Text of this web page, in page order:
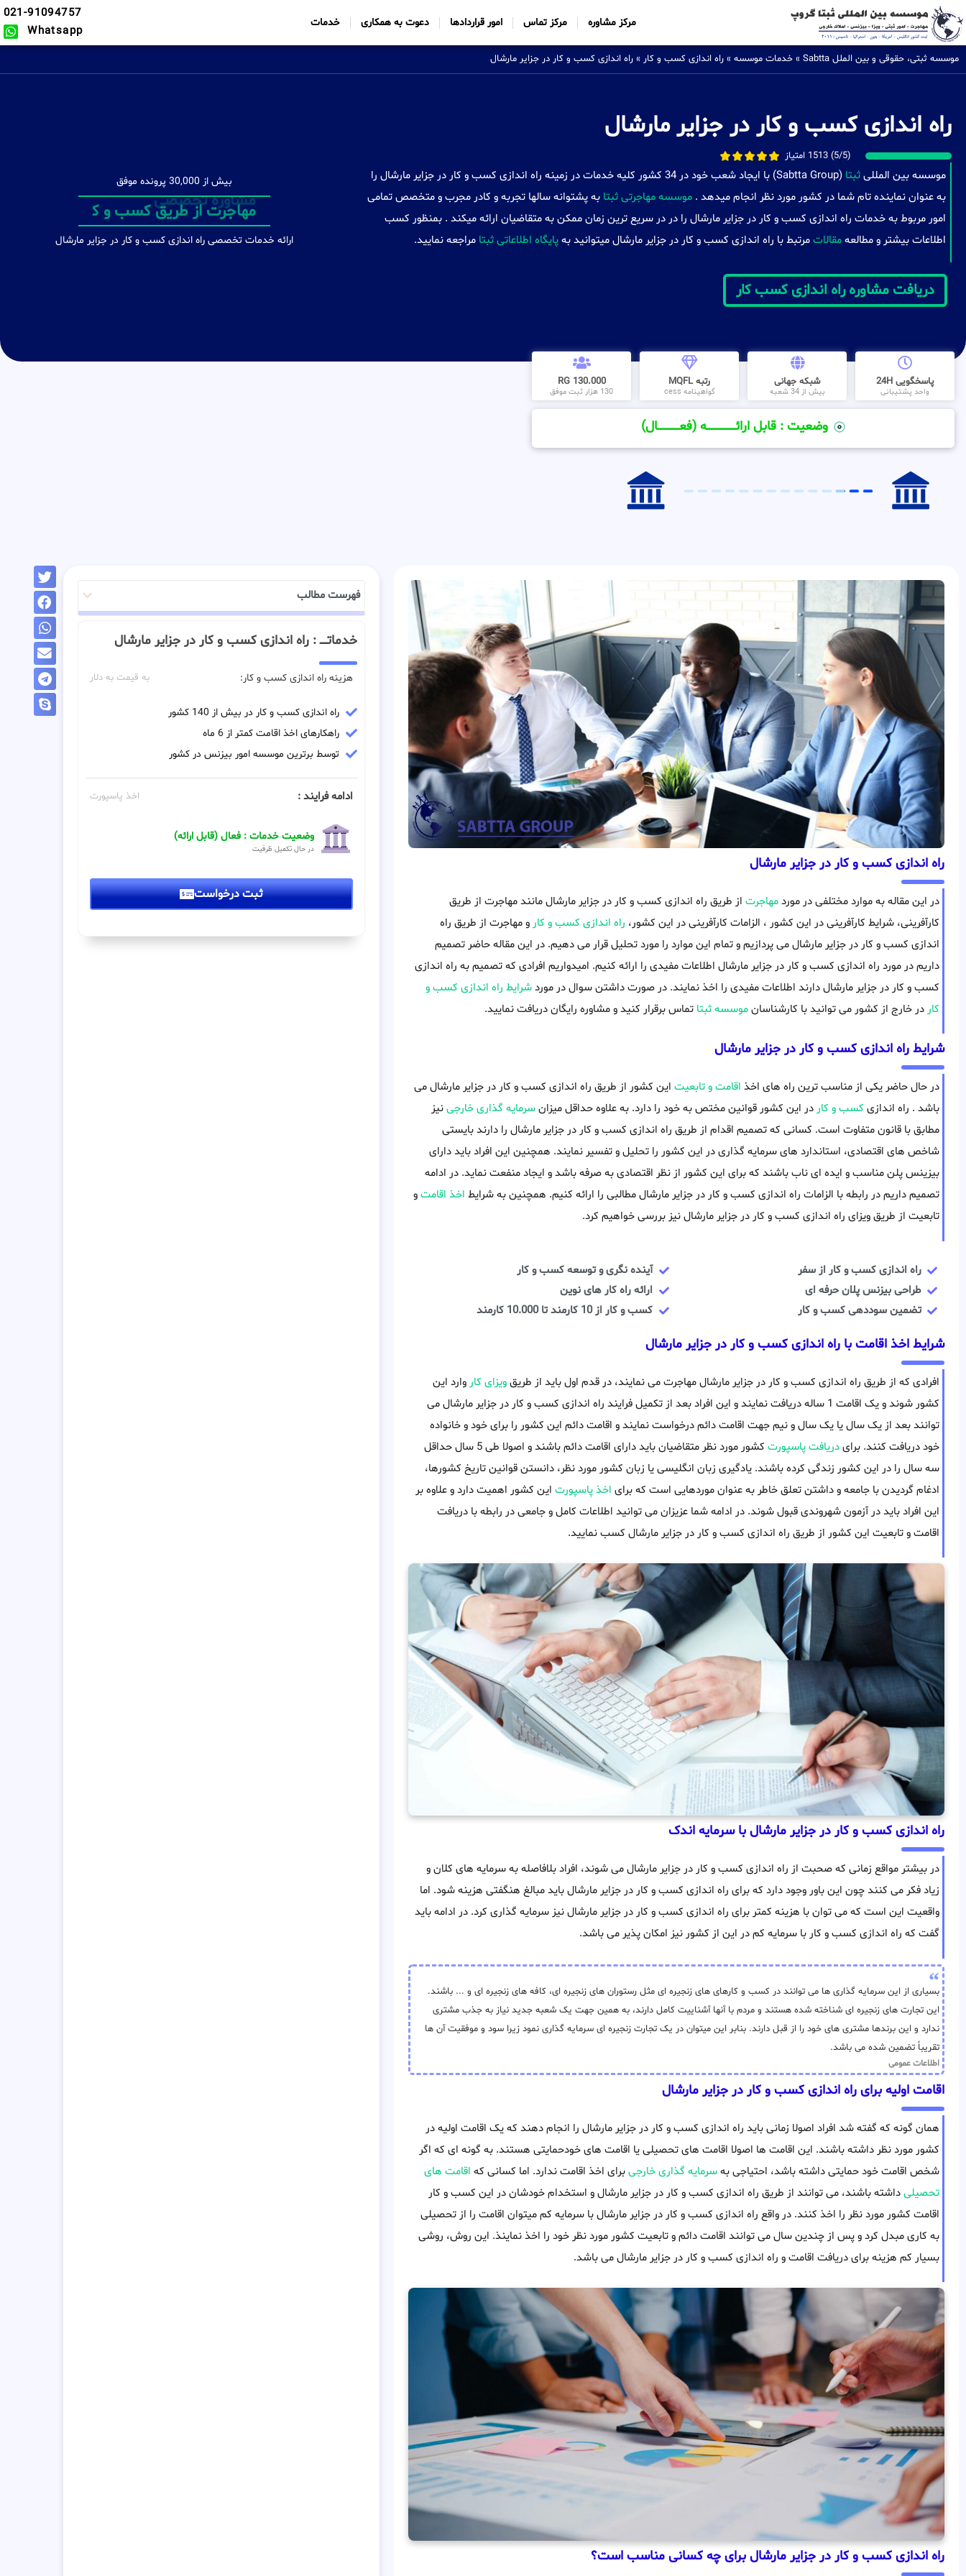
مرکز مشاوره مرکز تماس امور قراردادها دعوت به همکاری خدمات
021-91094757
Whatsapp
موسسه ثبتی، حقوقی و بین الملل Sabtta » خدمات موسسه » راه اندازی کسب و کار » راه اندازی کسب و کار در جزایر مارشال
راه اندازی کسب و کار در جزایر مارشال
(5/5) 1513 امتیاز
موسسه بین المللیثبتا
(Sabtta Group) با ایجاد شعب خود در 34 کشور کلیه خدمات در زمینه راه اندازی کسب و کار در جزایر مارشال را
به عنوان نماینده تام شما در کشور مورد نظر انجام میدهد . موسسه مهاجرتی ثبتا به پشتوانه سالها تجربه و کادر مجرب و متخصص تمامی
امور مربوط به خدمات راه اندازی کسب و کار در جزایر مارشال را در در سریع ترین زمان ممکن به متقاضیان ارائه میکند . بمنظور کسب
اطلاعات بیشتر و مطالعهمقالاتمرتبط با راه اندازی کسب و کار در جزایر مارشال میتوانید بهپایگاه اطلاعاتی ثبتا مراجعه نمایید.
دریافت مشاوره راه اندازی کسب کار
بیش از 30,000 پرونده موفق
مشاوره تخصصی
ارائه خدمات تخصصی راه اندازی کسب و کار در جزایر مارشال
پاسخگویی 24H
واحد پشتیبانی
شبکه جهانی
بیش از 34 شعبه
رتبه MQFL
گواهینامه cess
130.000 RG
130 هزار ثبت موفق
وضعیت : قابل ارائــــــــــــــــــــه (فعـــــــــــــــال)
راه اندازی کسب و کار در جزایر مارشال
در این مقاله به موارد مختلفی در موردمهاجرت از طریق راه اندازی کسب و کار در جزایر مارشال مانند مهاجرت از طریق
کارآفرینی، شرایط کارآفرینی در این کشور ، الزامات کارآفرینی در این کشور، راه اندازی کسب و کار و مهاجرت از طریق راه
اندازی کسب و کار در جزایر مارشال می پردازیم و تمام این موارد را مورد تحلیل قرار می دهیم. در این مقاله حاضر تصمیم
داریم در مورد راه اندازی کسب و کار در جزایر مارشال اطلاعات مفیدی را ارائه کنیم. امیدواریم افرادی که تصمیم به راه اندازی
کسب و کار در جزایر مارشال دارند اطلاعات مفیدی را اخذ نمایند. در صورت داشتن سوال در موردشرایط راه اندازی کسب و
کار در خارج از کشور می توانید با کارشناسانموسسه ثبتا تماس برقرار کنید و مشاوره رایگان دریافت نمایید.
شرایط راه اندازی کسب و کار در جزایر مارشال
در حال حاضر یکی از مناسب ترین راه های اخذ اقامت و تابعیت این کشور از طریق راه اندازی کسب و کار در جزایر مارشال می
باشد . راه اندازی کسب و کاردر این کشور قوانین مختص به خود را دارد. به علاوه حداقل میزانسرمایه گذاری خارجینیز
مطابق با قانون متفاوت است. کسانی که تصمیم اقدام از طریق راه اندازی کسب و کار در جزایر مارشال را دارند بایستی
شاخص های اقتصادی، استاندارد های سرمایه گذاری در این کشور را تحلیل و تفسیر نمایند. همچنین این افراد باید دارای
بیزینس پلن مناسب و ایده ای ناب باشند که برای این کشور از نظر اقتصادی به صرفه باشد و ایجاد منفعت نماید. در ادامه
تصمیم داریم در رابطه با الزامات راه اندازی کسب و کار در جزایر مارشال مطالبی را ارائه کنیم. همچنین به شرایط اخذ اقامتو
تابعیت از طریق ویزای راه اندازی کسب و کار در جزایر مارشال نیز بررسی خواهیم کرد.
راه اندازی کسب و کار از سفر
طراحی بیزنس پلان حرفه ای
تضمین سوددهی کسب و کار
آینده نگری و توسعه کسب و کار
ارائه راه کار های نوین
کسب و کار از 10 کارمند تا 10.000 کارمند
شرایط اخذ اقامت با راه اندازی کسب و کار در جزایر مارشال
افرادی که از طریق راه اندازی کسب و کار در جزایر مارشال مهاجرت می نمایند، در قدم اول باید از طریقویزای کار وارد این
کشور شوند و یک اقامت 1 ساله دریافت نمایند و این افراد بعد از تکمیل فرایند راه اندازی کسب و کار در جزایر مارشال می
توانند بعد از یک سال یا یک سال و نیم جهت اقامت دائم درخواست نمایند و اقامت دائم این کشور را برای خود و خانواده
خود دریافت کنند. برایدریافت پاسپورت
کشور مورد نظر متقاضیان باید دارای اقامت دائم باشند و اصولا طی 5 سال حداقل
سه سال را در این کشور زندگی کرده باشند. یادگیری زبان انگلیسی یا زبان کشور مورد نظر، دانستن قوانین تاریخ کشورها،
ادغام گردیدن با جامعه و داشتن تعلق خاطر به عنوان موردهایی است که برای اخذ پاسپورت این کشور اهمیت دارد و علاوه بر
این افراد باید در آزمون شهروندی قبول شوند. در ادامه شما عزیزان می توانید اطلاعات کامل و جامعی در رابطه با دریافت
اقامت و تابعیت این کشور از طریق راه اندازی کسب و کار در جزایر مارشال کسب نمایید.
راه اندازی کسب و کار در جزایر مارشال با سرمایه اندک
در بیشتر مواقع زمانی که صحبت از راه اندازی کسب و کار در جزایر مارشال می شوند، افراد بلافاصله به سرمایه های کلان و
زیاد فکر می کنند چون این باور وجود دارد که برای راه اندازی کسب و کار در جزایر مارشال باید مبالغ هنگفتی هزینه شود. اما
واقعیت این است که می توان با هزینه کمتر برای راه اندازی کسب و کار در جزایر مارشال نیز سرمایه گذاری کرد. در ادامه باید
گفت که راه اندازی کسب و کار با سرمایه کم در این از کشور نیز امکان پذیر می باشد.
بسیاری از این سرمایه گذاری ها می توانند در کسب و کارهای های زنجیره ای مثل رستوران های زنجیره ای، کافه های زنجیره ای و ... باشند.
این تجارت های زنجیره ای شناخته شده هستند و مردم با آنها آشناییت کامل دارند، به همین جهت یک شعبه جدید نیاز به جذب مشتری
ندارد و این برندها مشتری های خود را از قبل دارند. بنابر این میتوان در یک تجارت زنجیره ای سرمایه گذاری نمود زیرا سود و موفقیت آن ها
تقریباً تضمین شده می باشد.
اطلاعات عمومی
اقامت اولیه برای راه اندازی کسب و کار در جزایر مارشال
همان گونه که گفته شد افراد اصولا زمانی باید راه اندازی کسب و کار در جزایر مارشال را انجام دهند که یک اقامت اولیه در
کشور مورد نظر داشته باشند. این اقامت ها اصولا اقامت های تحصیلی یا اقامت های خودحمایتی هستند. به گونه ای که اگر
شخص اقامت خود حمایتی داشته باشد، احتیاجی بهسرمایه گذاری خارجیبرای اخذ اقامت ندارد. اما کسانی که اقامت های
تحصیلیداشته باشند، می توانند از طریق راه اندازی کسب و کار در جزایر مارشال و استخدام خودشان در این کسب و کار
اقامت کشور مورد نظر را اخذ کنند. در واقع راه اندازی کسب و کار در جزایر مارشال با سرمایه کم میتوان اقامت را از تحصیلی
به کاری مبدل کرد و پس از چندین سال می توانند اقامت دائم و تابعیت کشور مورد نظر خود را اخذ نماینذ. این روش، روشی
بسیار کم هزینه برای دریافت اقامت و راه اندازی کسب و کار در جزایر مارشال می باشد.
راه اندازی کسب و کار در جزایر مارشال برای چه کسانی مناسب است؟
فهرست مطالب
خدماتـــــ : راه اندازی کسب و کار در جزایر مارشال
هزینه راه اندازی کسب و کار: به قیمت به دلار
راه اندازی کسب و کار در بیش از 140 کشور
راهکارهای اخذ اقامت کمتر از 6 ماه
توسط برترین موسسه امور بیزنس در کشور
ادامه فرایند : اخذ پاسپورت
وضعیت خدمات : فعال (قابل ارائه)
در حال تکمیل ظرفیت
ثبت درخواست